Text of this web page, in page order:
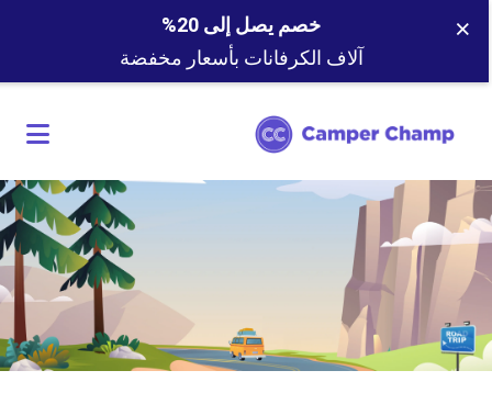
خصم يصل إلى 20%
آلاف الكرفانات بأسعار مخفضة
×